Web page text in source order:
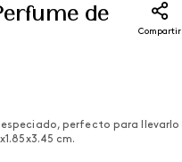
de
Compartir
perfecto para llevarlo
cm.